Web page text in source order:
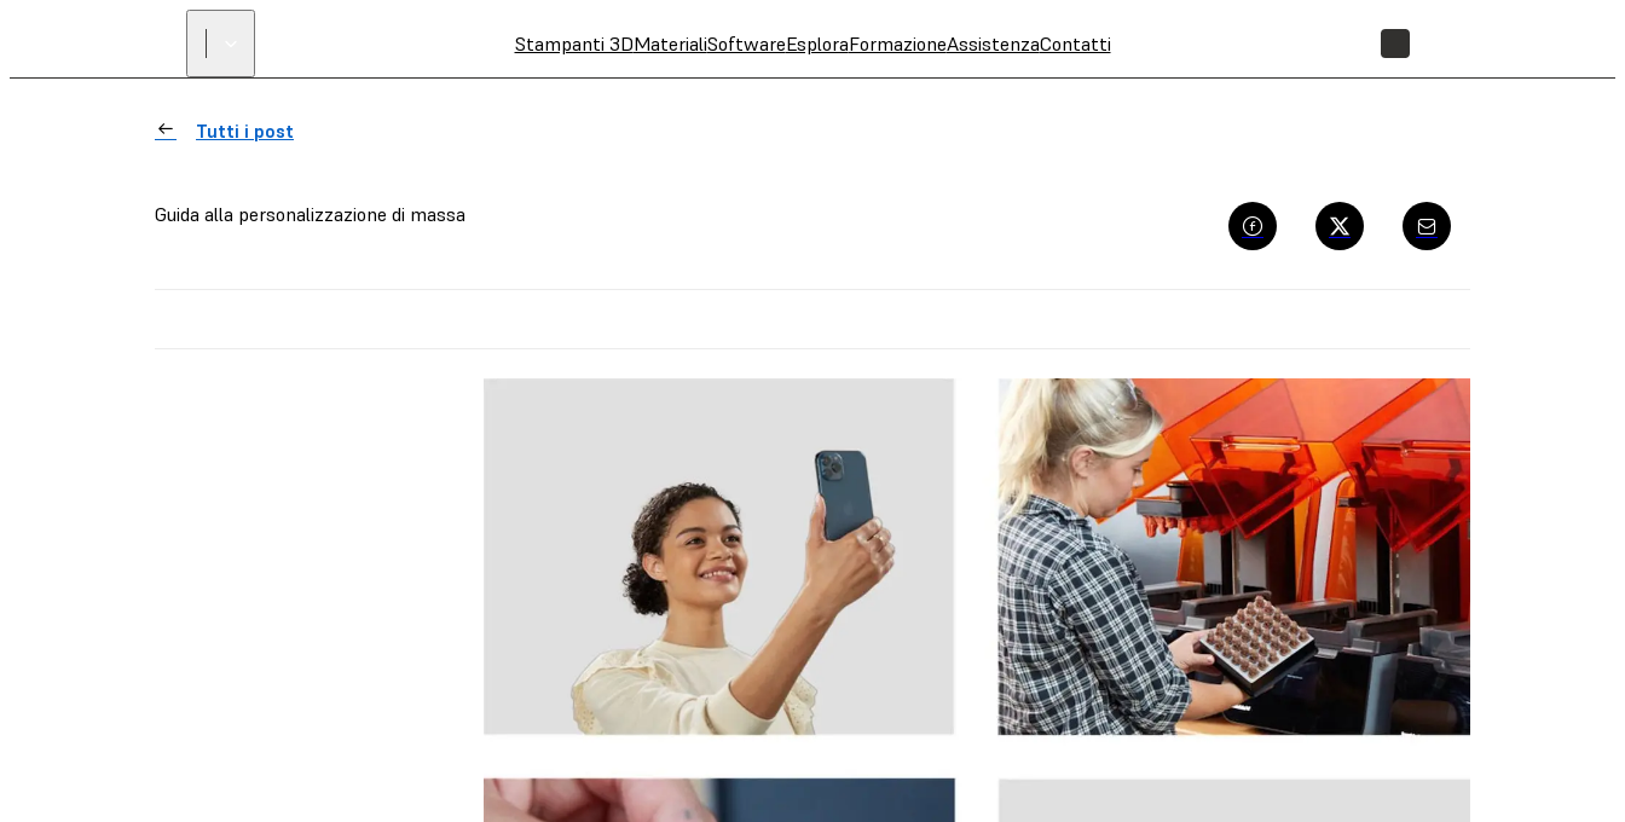
Stampanti 3DMaterialiSoftwareEsploraFormazioneAssistenzaContatti
Tutti i post
Guida alla personalizzazione di massa